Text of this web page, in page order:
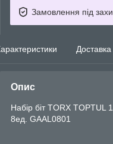
Замовлення під
Доставка
Опис
Набір біт TORX TOPTUL
8ед. GAAL0801